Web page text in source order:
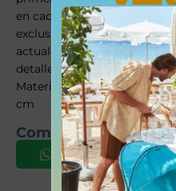
en cada una de sus piezas.
exclusivos y de estilo
actuales que gozan de
detalles tanto como
Materiales: Eco-leather.
cm
Comparte este